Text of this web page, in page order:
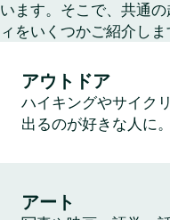
います。そこで、共通
ィをいくつかご紹介しま
アウトドア
ハイキングやサイク
出るのが好きな人に。
アート